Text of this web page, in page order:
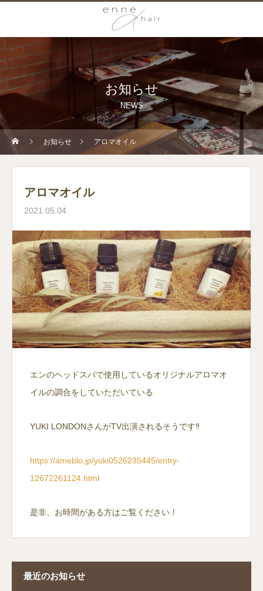
お知らせ
NEWS
お知らせ アロマオイル
アロマオイル
2021.05.04
エンのヘッドスパで使用しているオリジナルアロマオ
イルの調合をしていただいている
YUKI LONDONさんがTV出演されるそうです‼️
https://ameblo.jp/yuki0526235445/entry-
12672261124.html
是非、お時間がある方はご覧ください！
最近のお知らせ